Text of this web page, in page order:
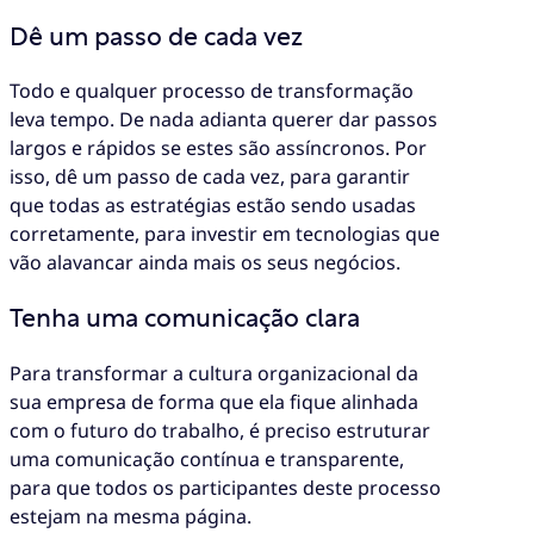
Dê um passo de cada vez
Todo e qualquer processo de transformação
leva tempo. De nada adianta querer dar passos
largos e rápidos se estes são assíncronos. Por
isso, dê um passo de cada vez, para garantir
que todas as estratégias estão sendo usadas
corretamente, para investir em tecnologias que
vão alavancar ainda mais os seus negócios.
Tenha uma comunicação clara
Para transformar a cultura organizacional da
sua empresa de forma que ela fique alinhada
com o futuro do trabalho, é preciso estruturar
uma comunicação contínua e transparente,
para que todos os participantes deste processo
estejam na mesma página.